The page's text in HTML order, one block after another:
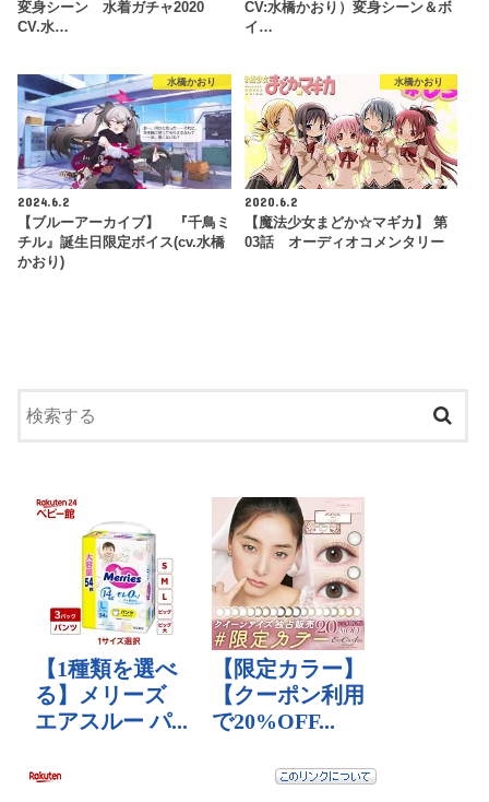
変身シーン 水着ガチャ2020
CV.水…
CV:水橋かおり）変身シーン＆ボ
イ…
水橋かおり
2024.6.2
【ブルーアーカイブ】 『千鳥ミ
チル』誕生日限定ボイス(cv.水橋
かおり)
水橋かおり
2020.6.2
【魔法少女まどか☆マギカ】 第
03話 オーディオコメンタリー